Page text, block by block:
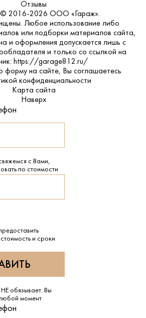
Отзывы
© 2016-2026 ООО «Гараж».
Любое использование либо
или подборки материалов сайта,
и оформления допускается лишь с
и только со ссылкой на
https://garage812.ru/
форму на сайте, Вы соглашаетесь
конфиденциальности
Карта сайта
Наверх
с Вами,
по стоимости
и сроки
обязывает. Вы
момент